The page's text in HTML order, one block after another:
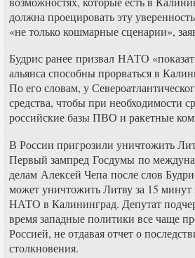
должна проецировать эту
«не только кошмарные сценарии»,
Будрис ранее призвал НАТО
альянса способны прорваться в
По его словам, у
средства, чтобы при необходимости
российские базы ПВО и ракетные
В России пригрозили уничтожить
Первый зампред Госдумы по
делам Алексей Чепа после слов
может уничтожить Литву за 15 минут
НАТО в Калининград. Депутат
время западные политики все чаще
Россией, не отдавая отчет о
столкновения.